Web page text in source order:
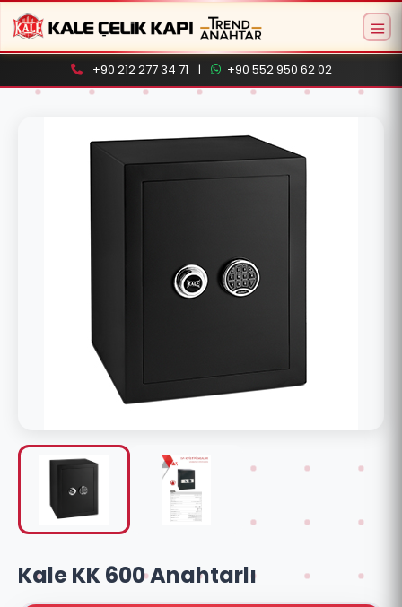
+90 212 277 34 71 | +90 552 950 62 02
kodu yazın
Kale KK 600 Anahtarlı